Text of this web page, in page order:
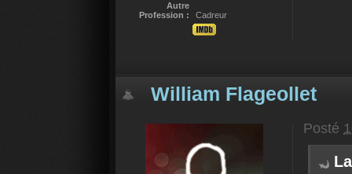
Autre
Profession :
Cadreur
William Flageollet
Posté